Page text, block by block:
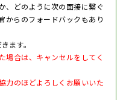
、どのように次の面接に繋ぐ
からのフォードバックもあり
ます。
場合は、キャンセルをしてく
力のほどよろしくお願いいた